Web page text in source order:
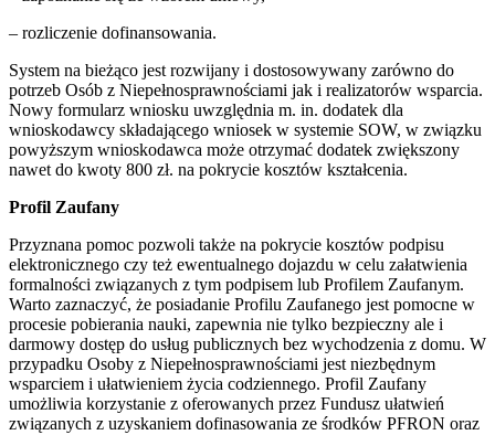
– rozliczenie dofinansowania.
System na bieżąco jest rozwijany i dostosowywany zarówno do
potrzeb Osób z Niepełnosprawnościami jak i realizatorów wsparcia.
Nowy formularz wniosku uwzględnia m. in. dodatek dla
wnioskodawcy składającego wniosek w systemie SOW, w związku
powyższym wnioskodawca może otrzymać dodatek zwiększony
nawet do kwoty 800 zł. na pokrycie kosztów kształcenia.
Profil Zaufany
Przyznana pomoc pozwoli także na pokrycie kosztów podpisu
elektronicznego czy też ewentualnego dojazdu w celu załatwienia
formalności związanych z tym podpisem lub Profilem Zaufanym.
Warto zaznaczyć, że posiadanie Profilu Zaufanego jest pomocne w
procesie pobierania nauki, zapewnia nie tylko bezpieczny ale i
darmowy dostęp do usług publicznych bez wychodzenia z domu. W
przypadku Osoby z Niepełnosprawnościami jest niezbędnym
wsparciem i ułatwieniem życia codziennego. Profil Zaufany
umożliwia korzystanie z oferowanych przez Fundusz ułatwień
związanych z uzyskaniem dofinasowania ze środków PFRON oraz